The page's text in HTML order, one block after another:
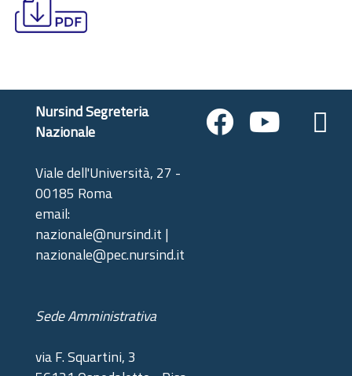
Nursind Segreteria
Nazionale
Viale dell'Università, 27 -
00185 Roma
email:
nazionale@nursind.it |
nazionale@pec.nursind.it
Sede Amministrativa
via F. Squartini, 3